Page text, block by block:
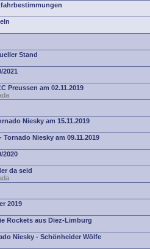
Stand
2021
Preussen am 02.11.2019
Niesky am 15.11.2019
Niesky am 09.11.2019
2020
da seid
2019
Rockets aus Diez-Limburg
Niesky - Schönheider Wölfe